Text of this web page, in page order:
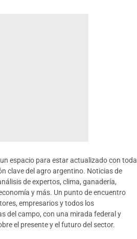
espacio para estar actualizado con toda
clave del agro argentino. Noticias de
de expertos, clima, ganadería,
y más. Un punto de encuentro
empresarios y todos los
del campo, con una mirada federal y
el presente y el futuro del sector.